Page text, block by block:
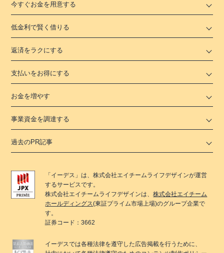
今すぐお金を用意する
低金利で賢く借りる
返済をラクにする
支払いをお得にする
お金を増やす
事業資金を調達する
過去のPR記事
「 イーデス 」は、株式会社エイチームライフデザインが運営
するサービスです。
株式会社エイチームライフデザインは、株式会社エイチーム
ホールディングス(東証プライム市場上場)のグループ企業で
す。
証券コード：3662
イーデスでは各種法律を遵守した広告掲載を行うために、